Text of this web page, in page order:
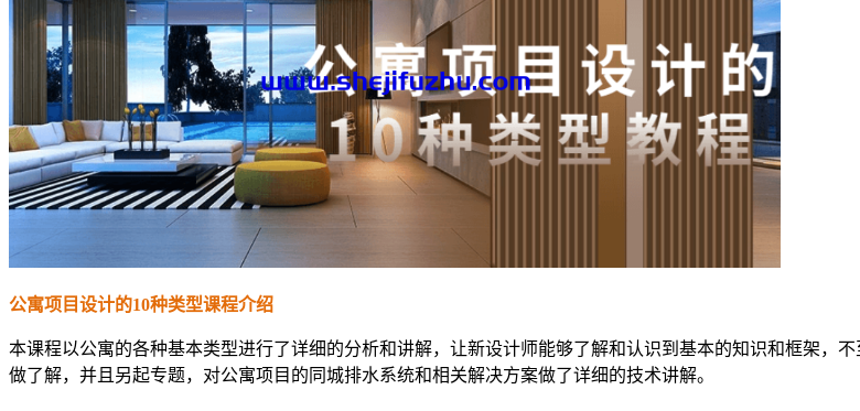
公寓项目设计的10种类型课程介绍
本课程以公寓的各种基本类型进行了详细的分析和讲解，让新设计师能够了解和认识到基本的知识和框架，
做了解，并且另起专题，对公寓项目的同城排水系统和相关解决方案做了详细的技术讲解。